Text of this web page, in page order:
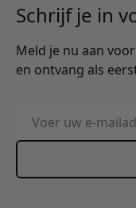
Schrijf je in
Meld je nu aan
en ontvang als
E-mailadres